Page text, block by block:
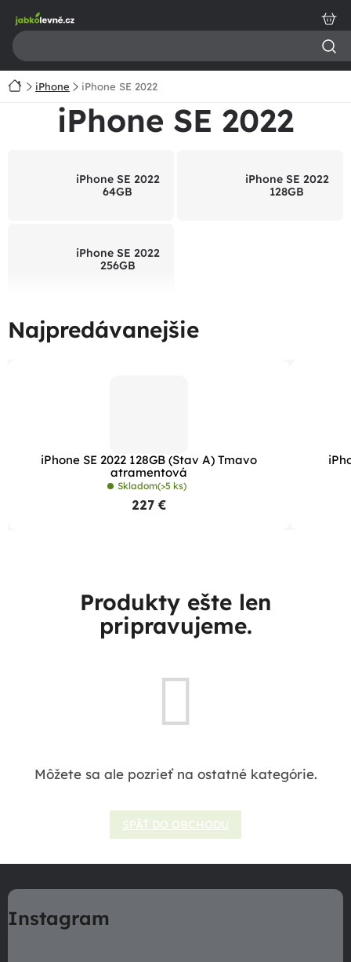
obsah
DomoviPhone iPhone SE 2022
iPhone SE 2022
iPhone SE 2022
64GB
iPhone SE 2022
128GB
iPhone SE 2022
256GB
Najpredávanejšie
iPhone SE 2022 128GB (Stav A) Tmavo
atramentová
Skladom(>5 ks)
227 €
Produkty ešte len
pripravujeme.
Môžete sa ale pozrieť na ostatné kategórie.
SPÄŤ DO OBCHODU
á
pInstagram